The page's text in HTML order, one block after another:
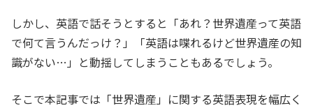
しかし、英語で話そうとすると「あれ？世界遺産って英語
で何て言うんだっけ？」「英語は喋れるけど世界遺産の知
識がない…」と動揺してしまうこともあるでしょう。
そこで本記事では「世界遺産」に関する英語表現を幅広く